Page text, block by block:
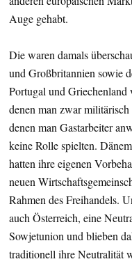
Auge gehabt.
Die waren damals
und Großbritannien sowie
Portugal und
denen man zwar
denen man Gastarbeiter
keine Rolle spielten.
hatten ihre eigenen
neuen
Rahmen des Freihandels.
auch Österreich, eine
Sowjetunion und blieben
traditionell ihre Neutralität